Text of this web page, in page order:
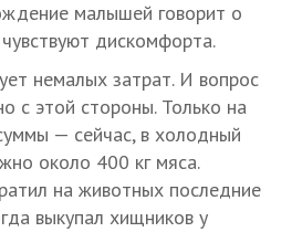
малышей говорит о
дискомфорта.
немалых затрат. И вопрос
с этой стороны. Только на
— сейчас, в холодный
около 400 кг мяса.
на животных последние
выкупал хищников у